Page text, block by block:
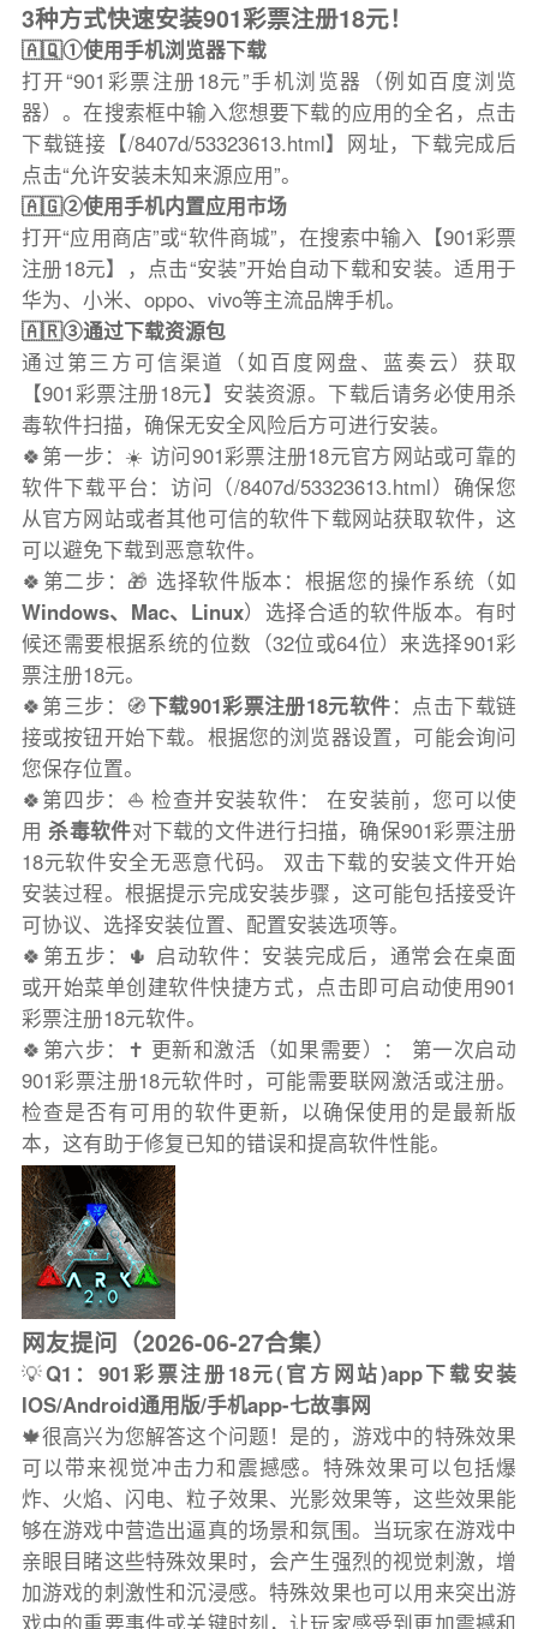
3种方式快速安装901彩票注册18元！
🇦🇶①使用手机浏览器下载
打开“901彩票注册18元”手机浏览器（例如百度浏览
器）。在搜索框中输入您想要下载的应用的全名，点击
下载链接【/8407d/53323613.html】网址，下载完成后
点击“允许安装未知来源应用”。
🇦🇬②使用手机内置应用市场
打开“应用商店”或“软件商城”，在搜索中输入【901彩票
注册18元】，点击“安装”开始自动下载和安装。适用于
华为、小米、oppo、vivo等主流品牌手机。
🇦🇷③通过下载资源包
通过第三方可信渠道（如百度网盘、蓝奏云）获取
【901彩票注册18元】安装资源。下载后请务必使用杀
毒软件扫描，确保无安全风险后方可进行安装。
🍀第一步：☀️ 访问901彩票注册18元官方网站或可靠的
软件下载平台：访问（/8407d/53323613.html）确保您
从官方网站或者其他可信的软件下载网站获取软件，这
可以避免下载到恶意软件。
🍀第二步：🎁 选择软件版本：根据您的操作系统（如
Windows、Mac、Linux）选择合适的软件版本。有时
候还需要根据系统的位数（32位或64位）来选择901彩
票注册18元。
🍀第三步：🧭下载901彩票注册18元软件：点击下载链
接或按钮开始下载。根据您的浏览器设置，可能会询问
您保存位置。
🍀第四步：⛵️ 检查并安装软件： 在安装前，您可以使
用杀毒软件对下载的文件进行扫描，确保901彩票注册
18元软件安全无恶意代码。 双击下载的安装文件开始
安装过程。根据提示完成安装步骤，这可能包括接受许
可协议、选择安装位置、配置安装选项等。
🍀第五步：🌵 启动软件：安装完成后，通常会在桌面
或开始菜单创建软件快捷方式，点击即可启动使用901
彩票注册18元软件。
🍀第六步：✝️ 更新和激活（如果需要）： 第一次启动
901彩票注册18元软件时，可能需要联网激活或注册。
检查是否有可用的软件更新，以确保使用的是最新版
本，这有助于修复已知的错误和提高软件性能。
网友提问（2026-06-27合集）
💡Q1：901彩票注册18元(官方网站)app下载安装
IOS/Android通用版/手机app-七故事网
🍁很高兴为您解答这个问题！是的，游戏中的特殊效果
可以带来视觉冲击力和震撼感。特殊效果可以包括爆
炸、火焰、闪电、粒子效果、光影效果等，这些效果能
够在游戏中营造出逼真的场景和氛围。当玩家在游戏中
亲眼目睹这些特殊效果时，会产生强烈的视觉刺激，增
加游戏的刺激性和沉浸感。特殊效果也可以用来突出游